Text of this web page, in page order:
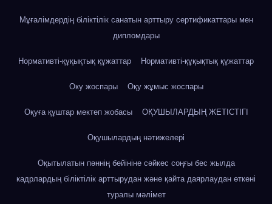
Мұғалімдердің біліктілік санатын арттыру сертификаттары мен
дипломдары
Нормативті-құқықтық құжаттар Нормативті-құқықтық құжаттар
Оку жоспары Оқу жұмыс жоспары
Оқуға құштар мектеп жобасы ОҚУШЫЛАРДЫҢ ЖЕТІСТІГІ
Оқушылардың нәтижелері
Оқытылатын пәннің бейініне сәйкес соңғы бес жылда
кадрлардың біліктілік арттырудан және қайта даярлаудан өткені
туралы мәлімет